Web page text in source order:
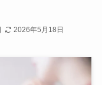
2026年5月18日